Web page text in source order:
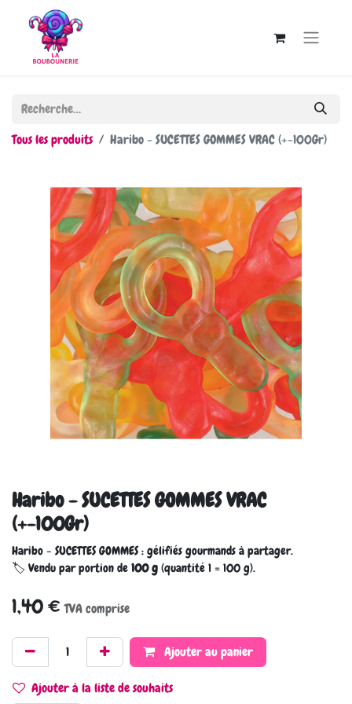
Tous les produits Haribo - SUCETTES GOMMES VRAC (+-100Gr)
Haribo - SUCETTES GOMMES VRAC
(+-100Gr)
Haribo - SUCETTES GOMMES : gélifiés gourmands à partager.
🏷️ Vendu par portion de 100 g (quantité 1 = 100 g).
1,40€ TVA comprise
Ajouter au panier
Ajouter à la liste de souhaits